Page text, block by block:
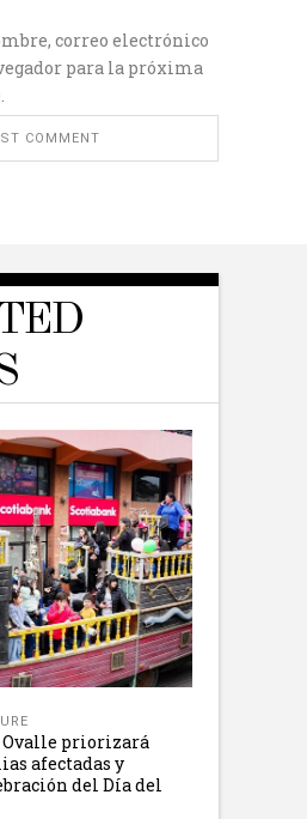
correo electrónico
para la próxima
priorizará
afectadas y
del Día del